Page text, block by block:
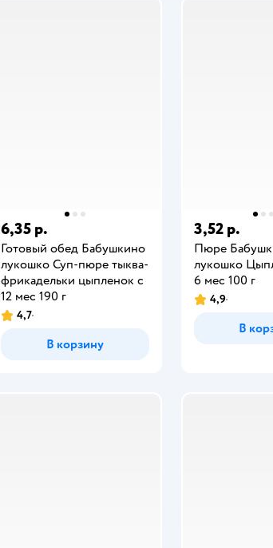
6,35 р.
Готовый обед Бабушкино
лукошко Суп-пюре тыква-
фрикадельки цыпленок с
12 мес 190 г
4,7
В корзину
3,52 р.
Пюре
лукошко
6 мес 100 г
4,9
В